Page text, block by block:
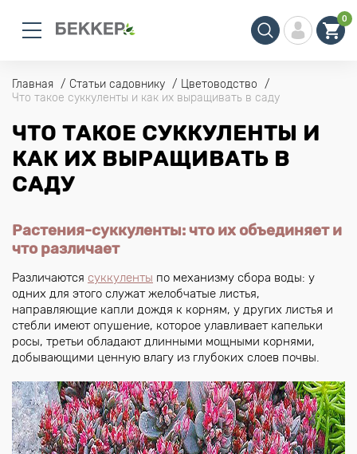
0
Главная Статьи садовнику
Цветоводство
Что такое суккуленты и как их выращивать в саду
ЧТО ТАКОЕ СУККУЛЕНТЫ И
КАК ИХ ВЫРАЩИВАТЬ В
САДУ
Растения-суккуленты: что их объединяет и
что различает
Различаются суккуленты по механизму сбора воды: у
одних для этого служат желобчатые листья,
направляющие капли дождя к корням, у других листья и
стебли имеют опушение, которое улавливает капельки
росы, третьи обладают длинными мощными корнями,
добывающими ценную влагу из глубоких слоев почвы.